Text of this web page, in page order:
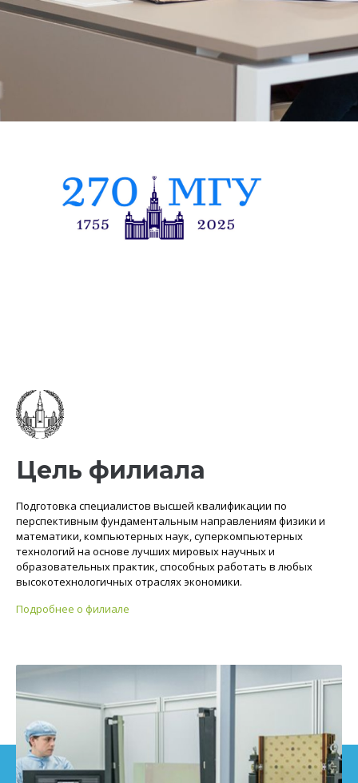
Цель филиала
Подготовка специалистов высшей квалификации по
перспективным фундаментальным направлениям физики и
математики, компьютерных наук, суперкомпьютерных
технологий на основе лучших мировых научных и
образовательных практик, способных работать в любых
высокотехнологичных отраслях экономики.
Подробнее о филиале